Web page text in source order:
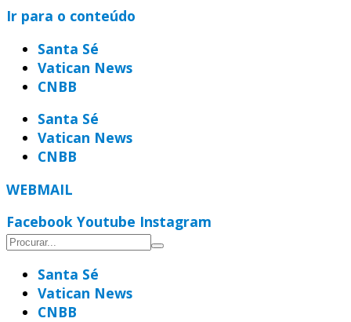
Ir para o conteúdo
Santa Sé
Vatican News
CNBB
Santa Sé
Vatican News
CNBB
WEBMAIL
Facebook Youtube Instagram
Santa Sé
Vatican News
CNBB